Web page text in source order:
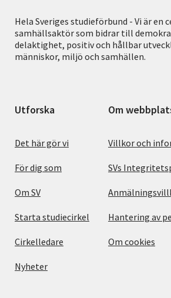
Hela Sveriges studieförbund - Vi är en
samhällsaktör som bidrar till
delaktighet, positiv och hållbar
människor, miljö och samhällen.
Utforska
Det här gör vi
För dig som
Om SV
Starta studiecirkel
Cirkelledare
Nyheter
Om
Villkor och
SVs
Hantering av
Om cookies